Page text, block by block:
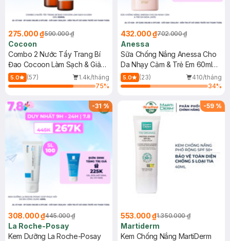
275.000 ₫590.000 ₫
Cocoon
Combo 2 Nước Tẩy Trang Bí
Đao Cocoon Làm Sạch & Giảm
Dầu 500ml
5.0 (57)
1.4k/tháng
75%
432.000 ₫702.000 ₫
Anessa
Sữa Chống Nắng Anessa Cho
Da Nhạy Cảm & Trẻ Em 60ml
(Mới)
5.0 (23)
410/tháng
34%
-31%
308.000 ₫445.000 ₫
La Roche-Posay
Kem Dưỡng La Roche-Posay
-59 %
553.000 ₫1.350.000 ₫
Martiderm
Kem Chống Nắng MartiDerm